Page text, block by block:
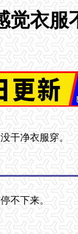
觉衣服
干净衣服穿。
不下来。